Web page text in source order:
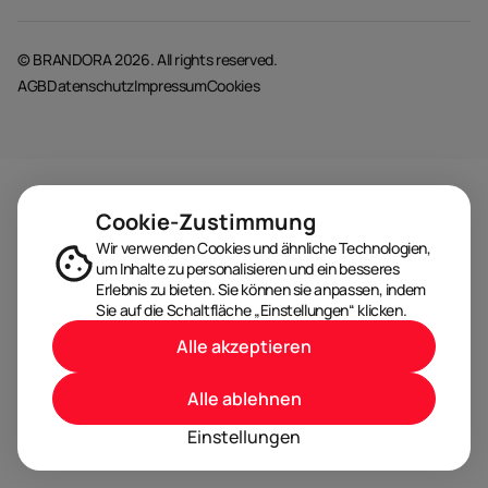
© BRANDORA 2026. All rights reserved.
AGBDatenschutzImpressumCookies
Cookie-Zustimmung
Wir verwenden Cookies und ähnliche Technologien,
um Inhalte zu personalisieren und ein besseres
Erlebnis zu bieten. Sie können sie anpassen, indem
Sie auf die Schaltfläche „Einstellungen“ klicken.
Einstellungen
Alle ablehnen
Alle akzeptieren